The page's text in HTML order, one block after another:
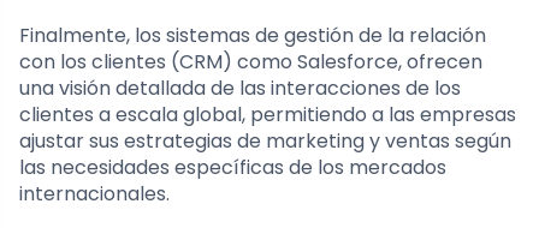
Finalmente, los sistemas de gestión de la relación
con los clientes (CRM) como Salesforce, ofrecen
una visión detallada de las interacciones de los
clientes a escala global, permitiendo a las empresas
ajustar sus estrategias de marketing y ventas según
las necesidades específicas de los mercados
internacionales.